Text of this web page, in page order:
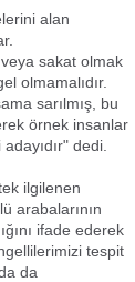
alan
veya sakat olmak
olmamalıdır.
sarılmış, bu
örnek insanlar
dedi.
ilgilenen
arabalarının
ifade ederek
tespit
da